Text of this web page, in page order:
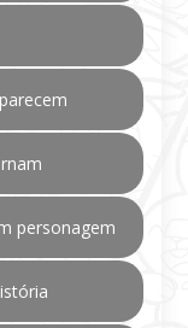
personagem